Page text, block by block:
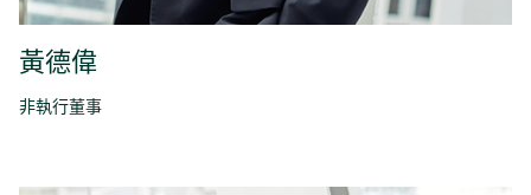
黃德偉
非執行董事